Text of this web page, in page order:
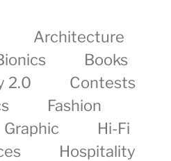
Architecture
Books
2.0
Contests
Fashion
Graphic
Hi-Fi
Hospitality